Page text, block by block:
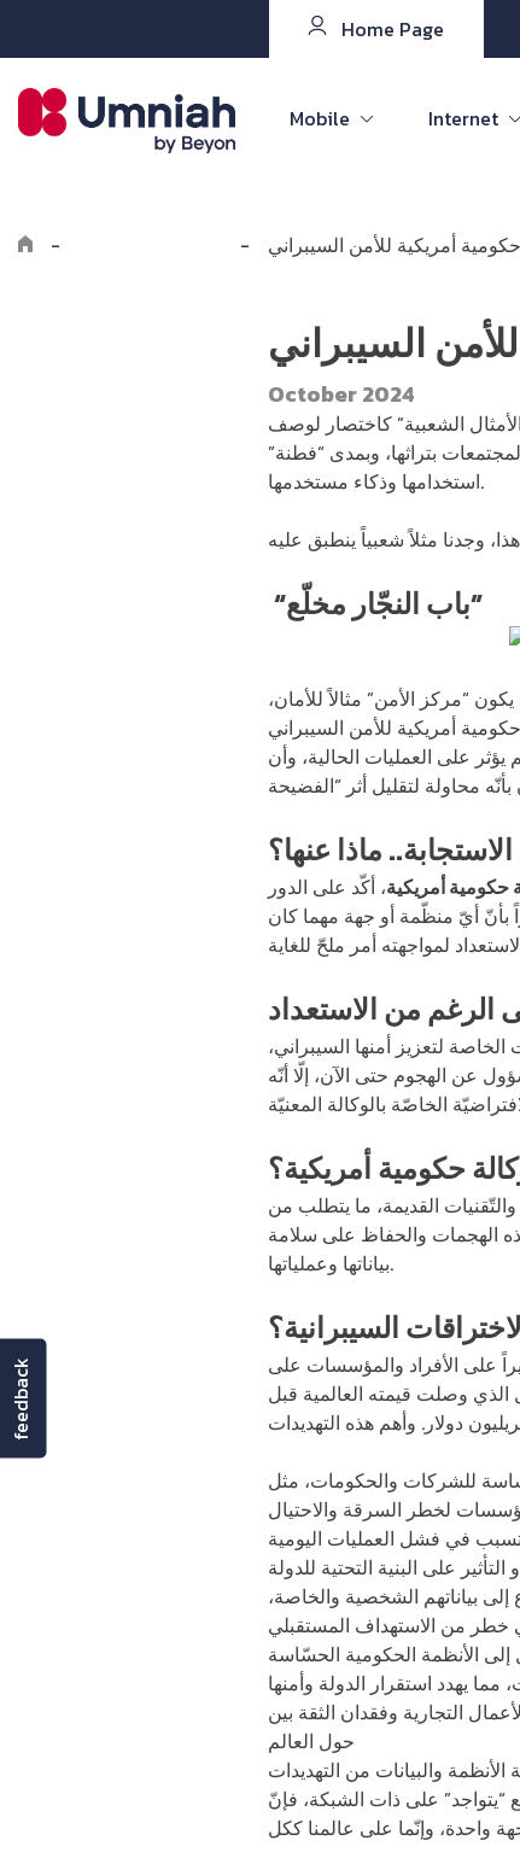
Home Page
Mobile Internet
- - أمريكية للأمن السيبراني
السيبراني
October 2024
الشعبية” كاختصار لوصف
بتراثها، وبمدى “فطنة”
استخدامها وذكاء مستخدمها.
“باب النجّار مخلّع”
“مركز الأمن” مثالاً للأمان،
أمريكية للأمن السيبراني
على العمليات الحالية، وأن
ماذا عنها؟
حكومية أمريكية، أكّد على الدور
بأنّ أيّ منظّمة أو جهة مهما كان
الرغم من الاستعداد
لتعزيز أمنها السيبراني،
الهجوم حتى الآن، إلّا أنّه
حكومية أمريكية؟
القديمة، ما يتطلب من
الهجمات والحفاظ على سلامة
بياناتها وعملياتها.
السيبرانية؟
على الأفراد والمؤسسات على
وصلت قيمته العالمية قبل
للشركات والحكومات، مثل
في فشل العمليات اليومية
بياناتهم الشخصية والخاصة،
الأنظمة الحكومية الحسّاسة
التجارية وفقدان الثقة بين
والبيانات من التهديدات
“يتواجد” على ذات الشبكة، فإنّ
feedback